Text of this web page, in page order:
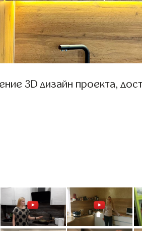
3D дизайн проекта,